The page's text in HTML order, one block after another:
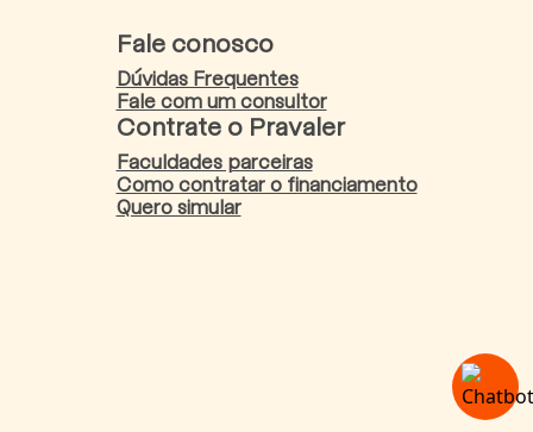
Fale conosco
Dúvidas Frequentes
Fale com um consultor
Contrate o Pravaler
Faculdades parceiras
Como contratar o financiamento
Quero simular